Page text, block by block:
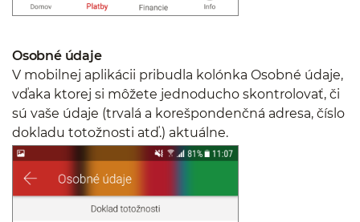
Osobné údaje
V mobilnej aplikácii pribudla kolónka Osobné údaje,
vďaka ktorej si môžete jednoducho skontrolovať, či
sú vaše údaje (trvalá a korešpondenčná adresa, číslo
dokladu totožnosti atď.) aktuálne.